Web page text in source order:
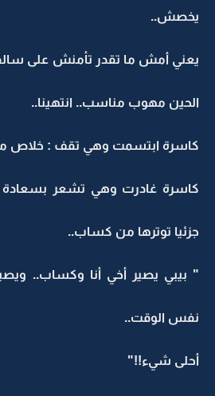
يخصش..
يعني أمش ما تقدر تأمنش على
الحين مهوب مناسب.. انتهينا..
كاسرة ابتسمت وهي تقف : خلاص
كاسرة غادرت وهي تشعر بسعادة
جزئيا توترها من كساب..
" بيبي يصير أخي أنا وكساب..
نفس الوقت..
أحلى شيء!!"